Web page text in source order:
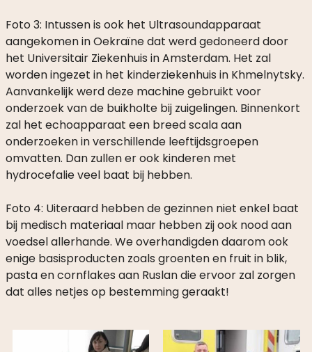
VAN
CHILD-
HELP
WAT
WE
DOEN
JAAR
CHILD-
PARTNERS
LINKS
Foto 3: Intussen is ook het Ultrasoundapparaat
aangekomen in Oekraïne dat werd gedoneerd door
het Universitair Ziekenhuis in Amsterdam. Het zal
worden ingezet in het kinderziekenhuis in Khmelnytsky.
Aanvankelijk werd deze machine gebruikt voor
onderzoek van de buikholte bij zuigelingen. Binnenkort
zal het echoapparaat een breed scala aan
onderzoeken in verschillende leeftijdsgroepen
omvatten. Dan zullen er ook kinderen met
hydrocefalie veel baat bij hebben.
Foto 4: Uiteraard hebben de gezinnen niet enkel baat
bij medisch materiaal maar hebben zij ook nood aan
voedsel allerhande. We overhandigden daarom ook
enige basisproducten zoals groenten en fruit in blik,
pasta en cornflakes aan Ruslan die ervoor zal zorgen
dat alles netjes op bestemming geraakt!